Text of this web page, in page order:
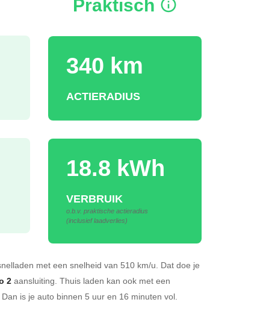
Praktisch
340 km
ACTIERADIUS
18.8 kWh
VERBRUIK
o.b.v. praktische actieradius
(inclusief laadverlies)
met een snelheid van 510 km/u. Dat doe je
2 aansluiting. Thuis laden kan ook met een
is je auto binnen 5 uur en 16 minuten vol.